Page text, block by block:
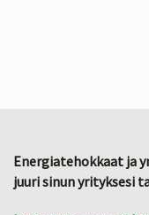
Energiatehokkaat ja
juuri sinun yrityksesi